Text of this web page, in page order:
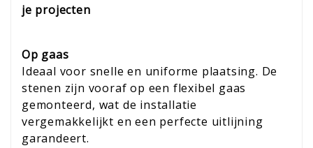
je projecten
Op gaas
Ideaal voor snelle en uniforme plaatsing. De
stenen zijn vooraf op een flexibel gaas
gemonteerd, wat de installatie
vergemakkelijkt en een perfecte uitlijning
garandeert.